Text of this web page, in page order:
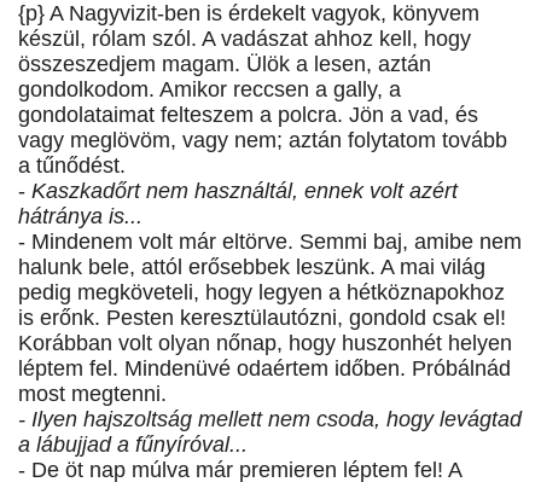
{p} A Nagyvizit-ben is érdekelt vagyok, könyvem
készül, rólam szól. A vadászat ahhoz kell, hogy
összeszedjem magam. Ülök a lesen, aztán
gondolkodom. Amikor reccsen a gally, a
gondolataimat felteszem a polcra. Jön a vad, és
vagy meglövöm, vagy nem; aztán folytatom tovább
a tűnődést.
- Kaszkadőrt nem használtál, ennek volt azért
hátránya is...
- Mindenem volt már eltörve. Semmi baj, amibe nem
halunk bele, attól erősebbek leszünk. A mai világ
pedig megköveteli, hogy legyen a hétköznapokhoz
is erőnk. Pesten keresztülautózni, gondold csak el!
Korábban volt olyan nőnap, hogy huszonhét helyen
léptem fel. Mindenüvé odaértem időben. Próbálnád
most megtenni.
- Ilyen hajszoltság mellett nem csoda, hogy levágtad
a lábujjad a fűnyíróval...
- De öt nap múlva már premieren léptem fel! A